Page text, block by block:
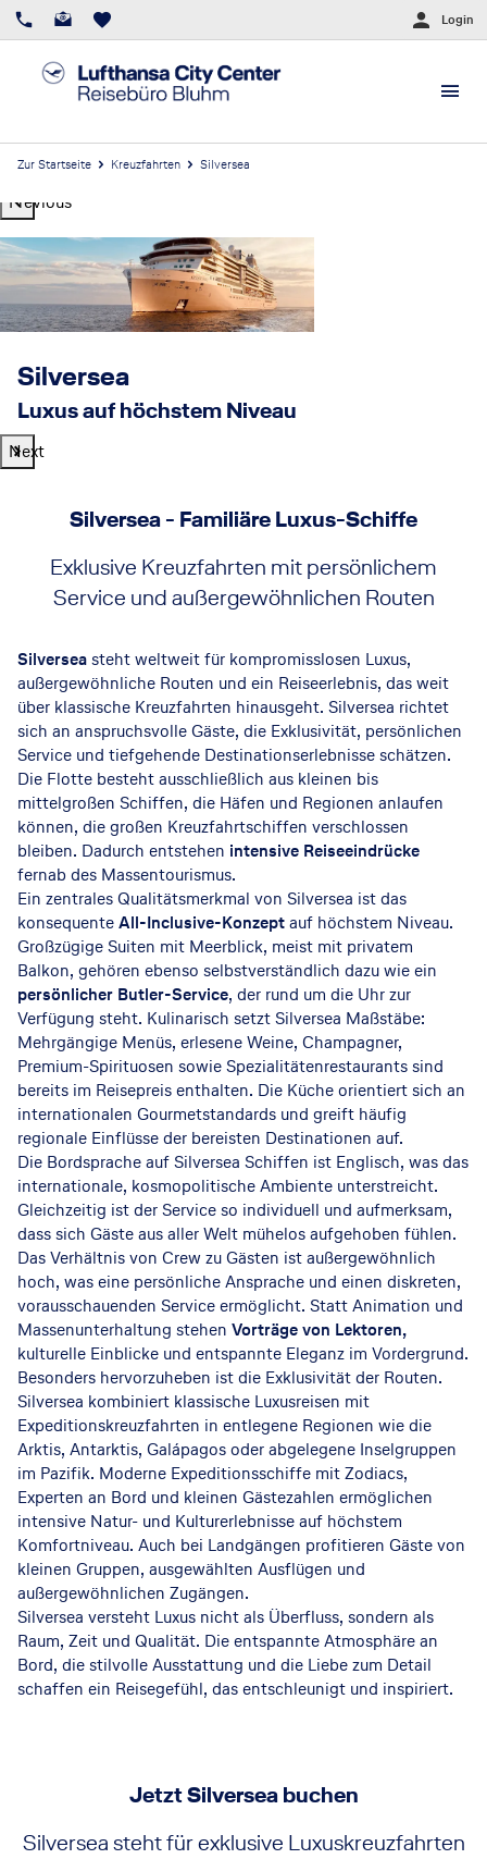
Login
Zur Startseite Kreuzfahrten Silversea
Previous
Silversea
Luxus auf höchstem Niveau
Next
Silversea - Familiäre Luxus-Schiffe
Exklusive Kreuzfahrten mit persönlichem
Service und außergewöhnlichen Routen
Silverseasteht weltweit für kompromisslosen Luxus,
außergewöhnliche Routen und ein Reiseerlebnis, das weit
über klassische Kreuzfahrten hinausgeht. Silversea richtet
sich an anspruchsvolle Gäste, die Exklusivität, persönlichen
Service und tiefgehende Destinationserlebnisse schätzen.
Die Flotte besteht ausschließlich aus kleinen bis
mittelgroßen Schiffen, die Häfen und Regionen anlaufen
können, die großen Kreuzfahrtschiffen verschlossen
bleiben. Dadurch entstehen intensive Reiseeindrücke
fernab des Massentourismus.
Ein zentrales Qualitätsmerkmal von Silversea ist das
konsequenteAll-Inclusive-Konzeptauf höchstem Niveau.
Großzügige Suiten mit Meerblick, meist mit privatem
Balkon, gehören ebenso selbstverständlich dazu wie ein
persönlicher Butler-Service, der rund um die Uhr zur
Verfügung steht. Kulinarisch setzt Silversea Maßstäbe:
Mehrgängige Menüs, erlesene Weine, Champagner,
Premium-Spirituosen sowie Spezialitätenrestaurants sind
bereits im Reisepreis enthalten. Die Küche orientiert sich an
internationalen Gourmetstandards und greift häufig
regionale Einflüsse der bereisten Destinationen auf.
Die Bordsprache auf Silversea Schiffen ist Englisch, was das
internationale, kosmopolitische Ambiente unterstreicht.
Gleichzeitig ist der Service so individuell und aufmerksam,
dass sich Gäste aus aller Welt mühelos aufgehoben fühlen.
Das Verhältnis von Crew zu Gästen ist außergewöhnlich
hoch, was eine persönliche Ansprache und einen diskreten,
vorausschauenden Service ermöglicht. Statt Animation und
Massenunterhaltung stehen Vorträge von Lektoren,
kulturelle Einblicke und entspannte Eleganz im Vordergrund.
Besonders hervorzuheben ist die Exklusivität der Routen.
Silversea kombiniert klassische Luxusreisen mit
Expeditionskreuzfahrten in entlegene Regionen wie die
Arktis, Antarktis, Galápagos oder abgelegene Inselgruppen
im Pazifik. Moderne Expeditionsschiffe mit Zodiacs,
Experten an Bord und kleinen Gästezahlen ermöglichen
intensive Natur- und Kulturerlebnisse auf höchstem
Komfortniveau. Auch bei Landgängen profitieren Gäste von
kleinen Gruppen, ausgewählten Ausflügen und
außergewöhnlichen Zugängen.
Silversea versteht Luxus nicht als Überfluss, sondern als
Raum, Zeit und Qualität. Die entspannte Atmosphäre an
Bord, die stilvolle Ausstattung und die Liebe zum Detail
schaffen ein Reisegefühl, das entschleunigt und inspiriert.
Jetzt Silversea buchen
Silversea steht für exklusive Luxuskreuzfahrten